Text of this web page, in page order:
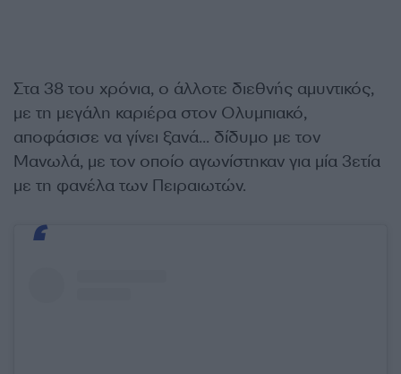
Στα 38 του χρόνια, ο άλλοτε διεθνής αμυντικός,
με τη μεγάλη καριέρα στον Ολυμπιακό,
αποφάσισε να γίνει ξανά… δίδυμο με τον
Μανωλά, με τον οποίο αγωνίστηκαν για μία 3ετία
με τη φανέλα των Πειραιωτών.